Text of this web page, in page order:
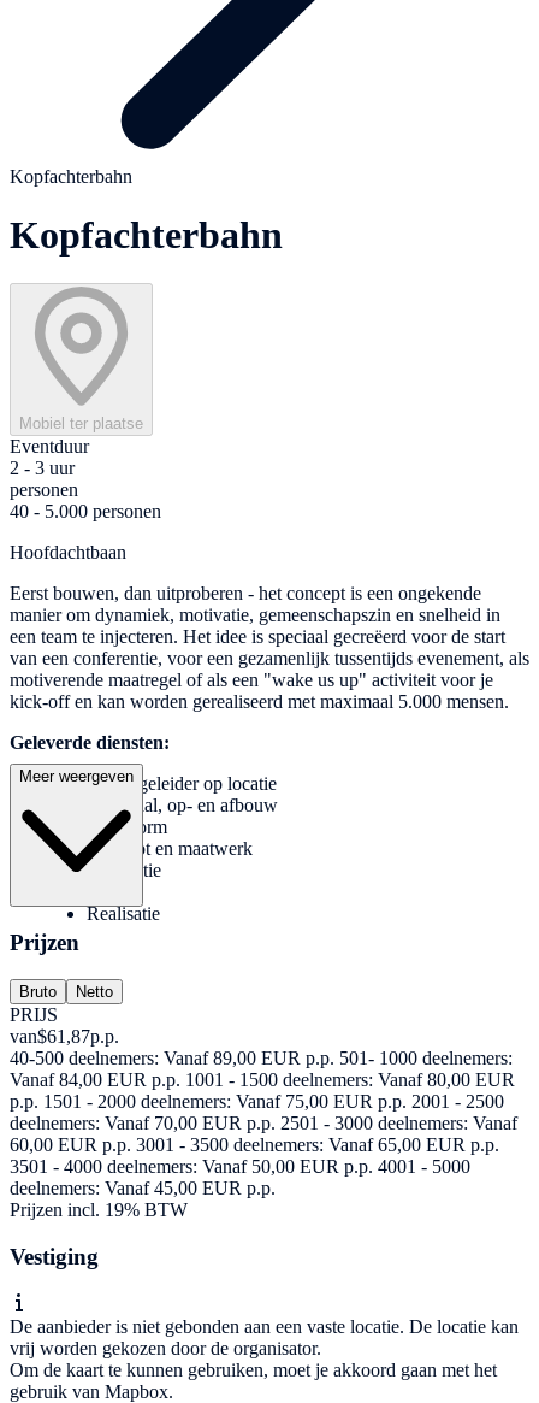
Kopfachterbahn
Kopfachterbahn
Mobiel ter plaatse
Eventduur
2 - 3 uur
personen
40 - 5.000 personen
Hoofdachtbaan
Eerst bouwen, dan uitproberen - het concept is een ongekende
manier om dynamiek, motivatie, gemeenschapszin en snelheid in
een team te injecteren. Het idee is speciaal gecreëerd voor de start
van een conferentie, voor een gezamenlijk tussentijds evenement, als
motiverende maatregel of als een "wake us up" activiteit voor je
kick-off en kan worden gerealiseerd met maximaal 5.000 mensen.
Geleverde diensten:
Spelbegeleider op locatie
Materiaal, op- en afbouw
brainstorm
Concept en maatwerk
moderatie
Realisatie
Meer weergeven
Prijzen
Bruto Netto
PRIJS
van$61,87p.p.
40-500 deelnemers: Vanaf 89,00 EUR p.p. 501- 1000 deelnemers:
Vanaf 84,00 EUR p.p. 1001 - 1500 deelnemers: Vanaf 80,00 EUR
p.p. 1501 - 2000 deelnemers: Vanaf 75,00 EUR p.p. 2001 - 2500
deelnemers: Vanaf 70,00 EUR p.p. 2501 - 3000 deelnemers: Vanaf
60,00 EUR p.p. 3001 - 3500 deelnemers: Vanaf 65,00 EUR p.p.
3501 - 4000 deelnemers: Vanaf 50,00 EUR p.p. 4001 - 5000
deelnemers: Vanaf 45,00 EUR p.p.
Prijzen incl. 19% BTW
Vestiging
De aanbieder is niet gebonden aan een vaste locatie. De locatie kan
vrij worden gekozen door de organisator.
Om de kaart te kunnen gebruiken, moet je akkoord gaan met het
gebruik van Mapbox.